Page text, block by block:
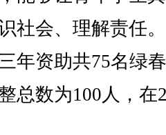
社会、理解责任
年资助共75名绿
总数为100人，在